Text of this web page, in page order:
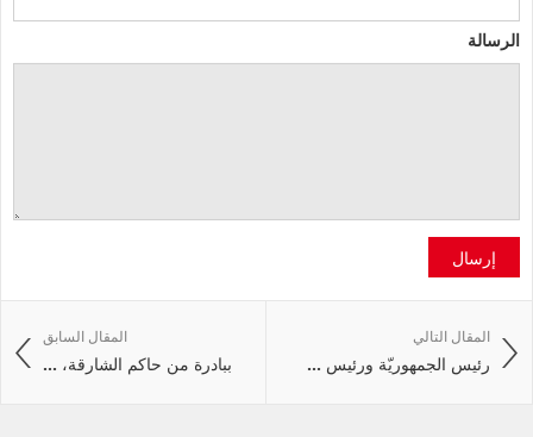
الرسالة
إرسال
المقال السابق
ببادرة من حاكم الشارقة، ...
المقال التالي
رئيس الجمهوريّة ورئيس ...